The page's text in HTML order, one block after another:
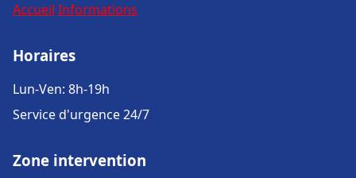
Accueil Informations
Horaires
Lun-Ven: 8h-19h
Service d'urgence 24/7
Zone intervention